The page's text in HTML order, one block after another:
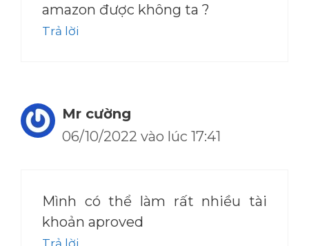
amazon được không ta ?
Trả lời
Mr cường
06/10/2022 vào lúc 17:41
Mình có thể làm rất nhiều tài
khoản aproved
Trả lời